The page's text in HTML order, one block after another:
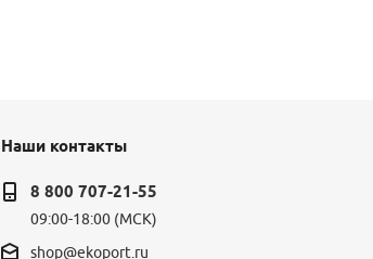
Наши контакты
8 800 707-21-55
09:00-18:00 (МСК)
shop@ekoport.ru